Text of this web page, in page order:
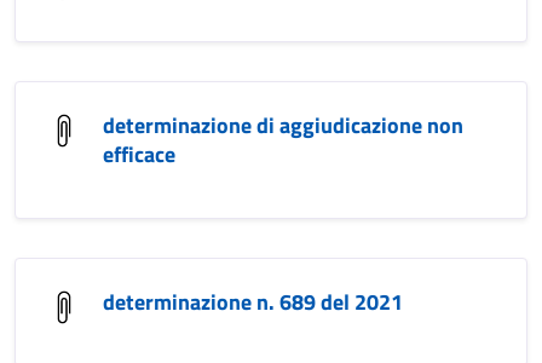
determinazione di aggiudicazione non
efficace
determinazione n. 689 del 2021